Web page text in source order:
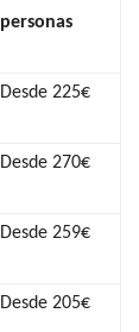
personas
Desde 225€
Desde 270€
Desde 259€
Desde 205€